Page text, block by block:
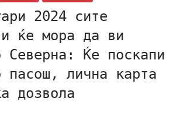
2024 сите
ќе мора да ви
Северна: Ќе поскапи
пасош, лична карта
дозвола